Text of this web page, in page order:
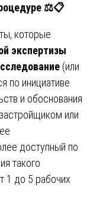
⚖📋
которые
экспертизы
(или
по инициативе
и обоснования
или
доступный по
такого
1 до 5 рабочих